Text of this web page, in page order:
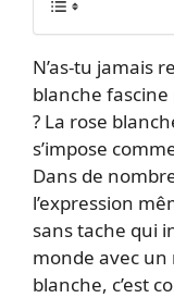
N’as-tu jamais
blanche
? La rose
s’impose
Dans de
l’expression
sans tache qui
monde avec
blanche, c’est